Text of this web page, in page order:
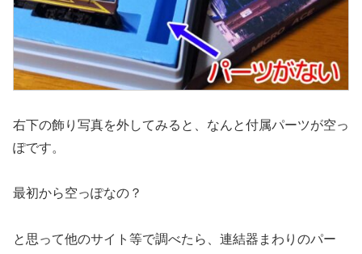
右下の飾り写真を外してみると、なんと付属パーツが空っ
ぽです。
最初から空っぽなの？
と思って他のサイト等で調べたら、連結器まわりのパー